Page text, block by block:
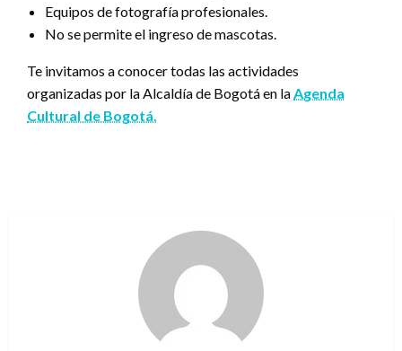
Equipos de fotografía profesionales.
No se permite el ingreso de mascotas.
Te invitamos a conocer todas las actividades
organizadas por la Alcaldía de Bogotáen laAgenda
Cultural de Bogotá.